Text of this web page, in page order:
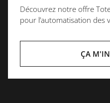
Découvrez notre offre
pour l’automatisation des
ÇA